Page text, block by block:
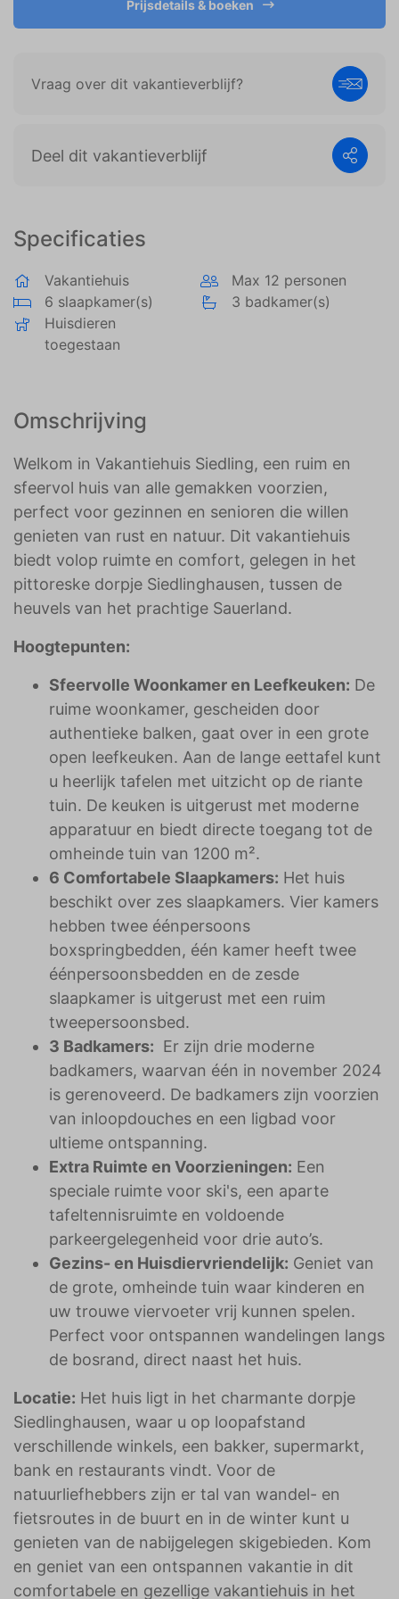
Specificaties
Vakantiehuis
Max 12 personen
6 slaapkamer(s)
3 badkamer(s)
Huisdieren
toegestaan
Omschrijving
Welkom in Vakantiehuis Siedling, een ruim en
sfeervol huis van alle gemakken voorzien,
perfect voor gezinnen en senioren die willen
genieten van rust en natuur. Dit vakantiehuis
biedt volop ruimte en comfort, gelegen in het
pittoreske dorpje Siedlinghausen, tussen de
heuvels van het prachtige Sauerland.
Hoogtepunten:
Sfeervolle Woonkamer en Leefkeuken: De
ruime woonkamer, gescheiden door
authentieke balken, gaat over in een grote
open leefkeuken. Aan de lange eettafel kunt
u heerlijk tafelen met uitzicht op de riante
tuin. De keuken is uitgerust met moderne
apparatuur en biedt directe toegang tot de
omheinde tuin van 1200 m².
6 Comfortabele Slaapkamers: Het huis
beschikt over zes slaapkamers. Vier kamers
hebben twee éénpersoons
boxspringbedden, één kamer heeft twee
éénpersoonsbedden en de zesde
slaapkamer is uitgerust met een ruim
tweepersoonsbed.
3 Badkamers: Er zijn drie moderne
badkamers, waarvan één in november 2024
is gerenoveerd. De badkamers zijn voorzien
van inloopdouches en een ligbad voor
ultieme ontspanning.
Extra Ruimte en Voorzieningen: Een
speciale ruimte voor ski's, een aparte
tafeltennisruimte en voldoende
parkeergelegenheid voor drie auto’s.
Gezins- en Huisdiervriendelijk: Geniet van
de grote, omheinde tuin waar kinderen en
uw trouwe viervoeter vrij kunnen spelen.
Perfect voor ontspannen wandelingen langs
de bosrand, direct naast het huis.
Locatie: Het huis ligt in het charmante dorpje
Siedlinghausen, waar u op loopafstand
verschillende winkels, een bakker, supermarkt,
bank en restaurants vindt. Voor de
natuurliefhebbers zijn er tal van wandel- en
fietsroutes in de buurt en in de winter kunt u
genieten van de nabijgelegen skigebieden. Kom
en geniet van een ontspannen vakantie in dit
comfortabele en gezellige vakantiehuis in het
Prijsdetails & boeken
Vraag over dit vakantieverblijf?
Deel dit vakantieverblijf
weergeven die zijn afgestemd op en relevant zijn